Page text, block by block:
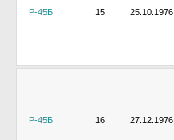
Р-45Б 15 25.10.1976
Р-45Б 16 27.12.1976